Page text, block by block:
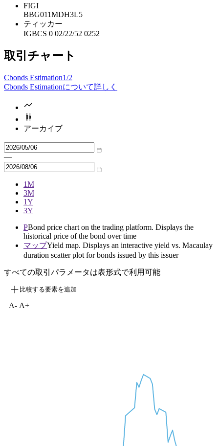
FIGI
BBG011MDH3L5
ティッカー
IGBCS 0 02/22/52 0252
取引チャート
Cbonds Estimation1/2
Cbonds Estimationについて詳しく
アーカイブ
—
1M
3M
1Y
3Y
PBond price chart on the trading platform. Displays the
historical price of the bond over time
マップYield map. Displays an interactive yield vs. Macaulay
duration scatter plot for bonds issued by this issuer
すべての取引パラメータは表形式で利用可能
比較する要素を追加